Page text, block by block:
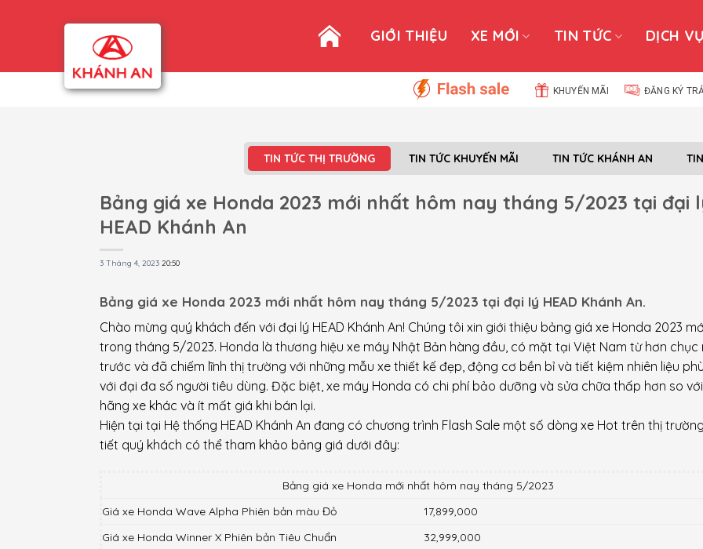
GIỚI THIỆU XE MỚI TIN TỨC DỊCH
KHUYẾN MÃI ĐĂNG KÝ
TIN TỨC THỊ TRƯỜNG TIN TỨC KHUYẾN MÃI TIN TỨC KHÁNH AN
Bảng giá xe Honda 2023 mới nhất hôm nay tháng 5/2023 tại đại
HEAD Khánh An
3 Tháng 4, 2023 20:50
Bảng giá xe Honda 2023 mới nhất hôm nay tháng 5/2023 tại đại lý HEAD Khánh An.
Chào mừng quý khách đến với đại lý HEAD Khánh An! Chúng tôi xin giới thiệu bảng giá xe Honda 2023
trong tháng 5/2023. Honda là thương hiệu xe máy Nhật Bản hàng đầu, có mặt tại Việt Nam từ hơn chục
trước và đã chiếm lĩnh thị trường với những mẫu xe thiết kế đẹp, động cơ bền bỉ và tiết kiệm nhiên liệu
với đại đa số người tiêu dùng. Đặc biệt, xe máy Honda có chi phí bảo dưỡng và sửa chữa thấp hơn so
hãng xe khác và ít mất giá khi bán lại.
Hiện tại tại Hệ thống HEAD Khánh An đang có chương trình Flash Sale một số dòng xe Hot trên thị
tiết quý khách có thể tham khảo bảng giá dưới đây:
Bảng giá xe Honda mới nhất hôm nay tháng 5/2023
Giá xe Honda Wave Alpha Phiên bản màu Đỏ
17,899,000
Giá xe Honda Winner X Phiên bản Tiêu Chuẩn
32,999,000